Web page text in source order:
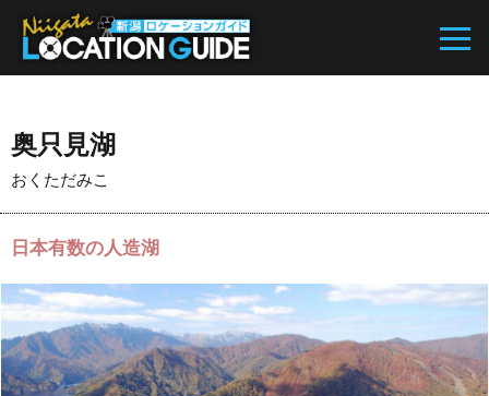
奥只見湖
おくただみこ
日本有数の人造湖